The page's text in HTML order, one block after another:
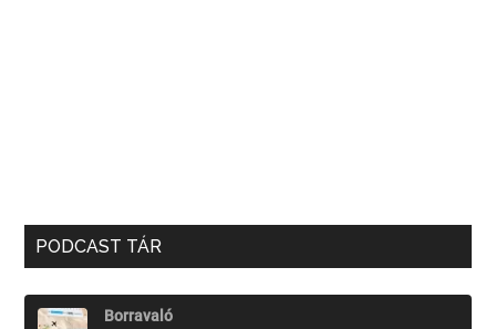
PODCAST TÁR
Borravaló